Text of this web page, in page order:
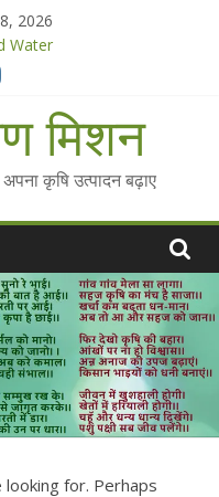
2026
Water
Sahaj Krishi Promotions
- 2025-26मिशन
कृषि उत्पादन बढ़ाए
looking for. Perhaps